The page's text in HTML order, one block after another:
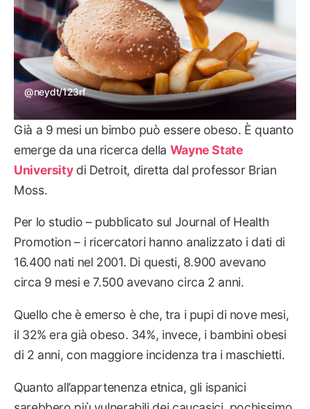
@neydt/123rf
Già a 9 mesi un bimbo può essere obeso. È quanto
emerge da una ricerca della Wayne State
Universitydi Detroit, diretta dal professor Brian
Moss.
Per lo studio – pubblicato sul Journal of Health
Promotion – i ricercatori hanno analizzato i dati di
16.400 nati nel 2001. Di questi, 8.900 avevano
circa 9 mesi e 7.500 avevano circa 2 anni.
Quello che è emerso è che, tra i pupi di nove mesi,
il 32% era già obeso. 34%, invece, i bambini obesi
di 2 anni, con maggiore incidenza tra i maschietti.
Quanto all’appartenenza etnica, gli ispanici